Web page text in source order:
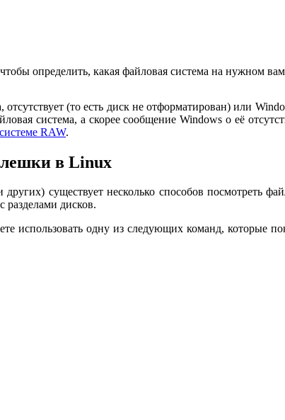
определить, какая файловая система на нужном
(то есть диск не отформатирован) или
система, а скорее сообщение Windows о её
RAW.
в Linux
существует несколько способов посмотреть
дисков.
использовать одну из следующих команд, которые